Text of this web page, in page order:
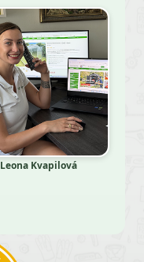
Leona Kvapilová